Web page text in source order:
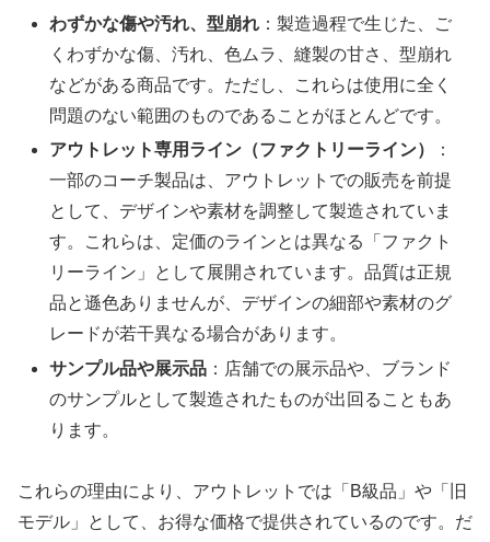
わずかな傷や汚れ、型崩れ ：製造過程で生じた、ご
くわずかな傷、汚れ、色ムラ、縫製の甘さ、型崩れ
などがある商品です。ただし、これらは使用に全く
問題のない範囲のものであることがほとんどです。
アウトレット専用ライン（ファクトリーライン）
：
一部のコーチ製品は、アウトレットでの販売を前提
として、デザインや素材を調整して製造されていま
す。これらは、定価のラインとは異なる「ファクト
リーライン」として展開されています。品質は正規
品と遜色ありませんが、デザインの細部や素材のグ
レードが若干異なる場合があります。
サンプル品や展示品 ：店舗での展示品や、ブランド
のサンプルとして製造されたものが出回ることもあ
ります。
これらの理由により、アウトレットでは「B級品」や「旧
モデル」として、お得な価格で提供されているのです。だ